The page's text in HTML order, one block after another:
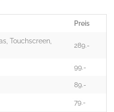
Preis
Touchscreen,
289.-
99.-
89.-
79.-